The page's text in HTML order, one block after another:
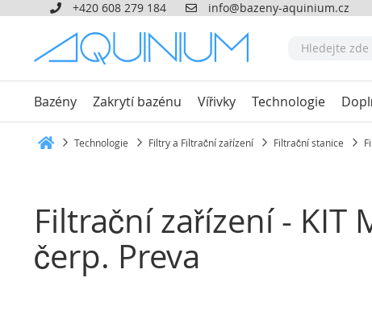
+420 608 279 184 info@bazeny-aquinium.cz
Bazény Zakrytí bazénu Vířivky Technologie
Technologie Filtry a Filtrační zařízení Filtrační stanice
Filtrační zařízení - KIT
čerp. Preva